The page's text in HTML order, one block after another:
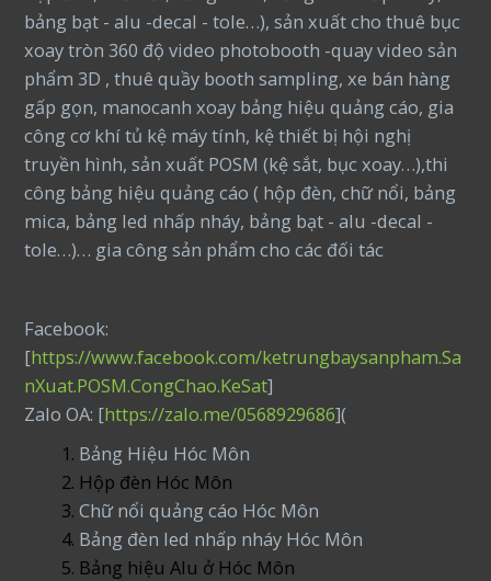
bảng bạt - alu -decal - tole…), sản xuất cho thuê bục
xoay tròn 360 độ video photobooth -quay video sản
phẩm 3D , thuê quầy booth sampling, xe bán hàng
gấp gọn, manocanh xoay bảng hiệu quảng cáo, gia
công cơ khí tủ kệ máy tính, kệ thiết bị hội nghị
truyền hình, sản xuất POSM (kệ sắt, bục xoay…),thi
công bảng hiệu quảng cáo ( hộp đèn, chữ nổi, bảng
mica, bảng led nhấp nháy, bảng bạt - alu -decal -
tole…)… gia công sản phẩm cho các đối tác
Facebook:
[https://www.facebook.com/ketrungbaysanpham.Sa
nXuat.POSM.CongChao.KeSat]
Zalo OA: [https://zalo.me/0568929686](
Bảng Hiệu Hóc Môn
Hộp đèn Hóc Môn
Chữ nổi quảng cáo Hóc Môn
Bảng đèn led nhấp nháy Hóc Môn
Bảng hiệu Alu ở Hóc Môn